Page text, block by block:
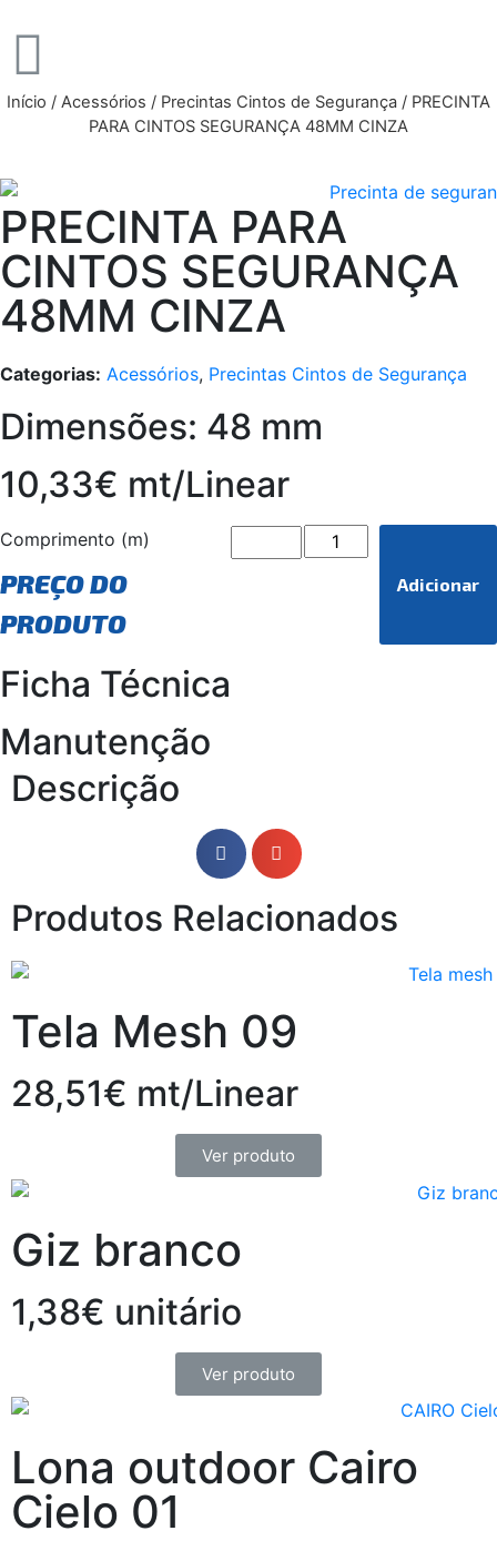
Início / Acessórios / Precintas Cintos de Segurança / PRECINTA
PARA CINTOS SEGURANÇA 48MM CINZA
PRECINTA PARA
CINTOS SEGURANÇA
48MM CINZA
Categorias: Acessórios, Precintas Cintos de Segurança
Dimensões: 48 mm
10,33€ mt/Linear
Comprimento (m)
PREÇO DO
PRODUTO
Adicionar
Ficha Técnica
Manutenção
Descrição
Produtos Relacionados
Tela Mesh 09
28,51€ mt/Linear
Ver produto
Giz branco
1,38€ unitário
Ver produto
Lona outdoor Cairo
Cielo 01